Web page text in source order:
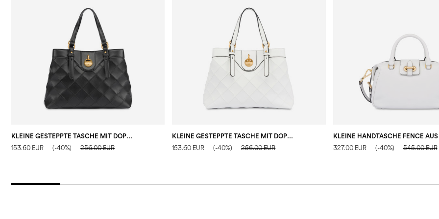
KLEINE GESTEPPTE TASCHE MIT DOPPELTEM GRIFF AUS KUNSTLEDER
153.60 EUR (-40%) 256.00 EUR
KLEINE GESTEPPTE TASCHE MIT DOPPELTEM GRIFF AUS KUNSTLEDER
153.60 EUR (-40%) 256.00 EUR 327.00 EUR (-40%) 545.00 EUR